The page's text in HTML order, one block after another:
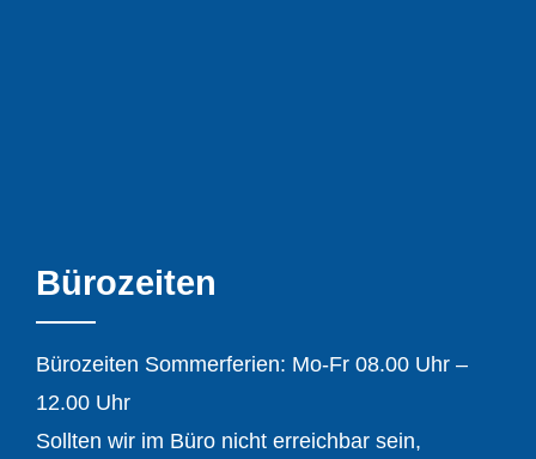
Bürozeiten
Bürozeiten Sommerferien: Mo-Fr 08.00 Uhr –
12.00 Uhr
Sollten wir im Büro nicht erreichbar sein,